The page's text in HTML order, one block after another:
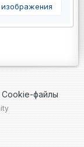
изображения
Cookie-файлы